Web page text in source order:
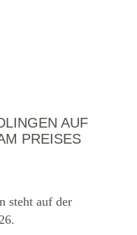
AUF
PREISES
steht auf der